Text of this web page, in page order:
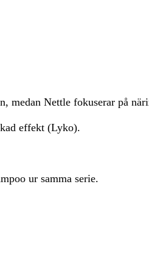
medan Nettle fokuserar på
effekt (Lyko).
ur samma serie.